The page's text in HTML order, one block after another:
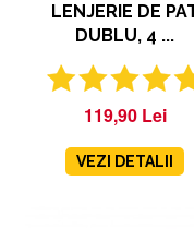
LENJERIE DE
DUBLU, 4 ...
119,90 Lei
VEZI DETALII